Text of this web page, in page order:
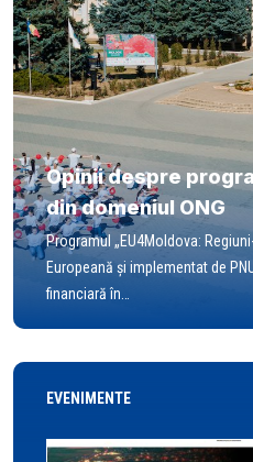
Opinii despre
din domeniul ONG
Programul „EU4Moldova:
Europeană și implementat de
financiară în…
EVENIMENTE